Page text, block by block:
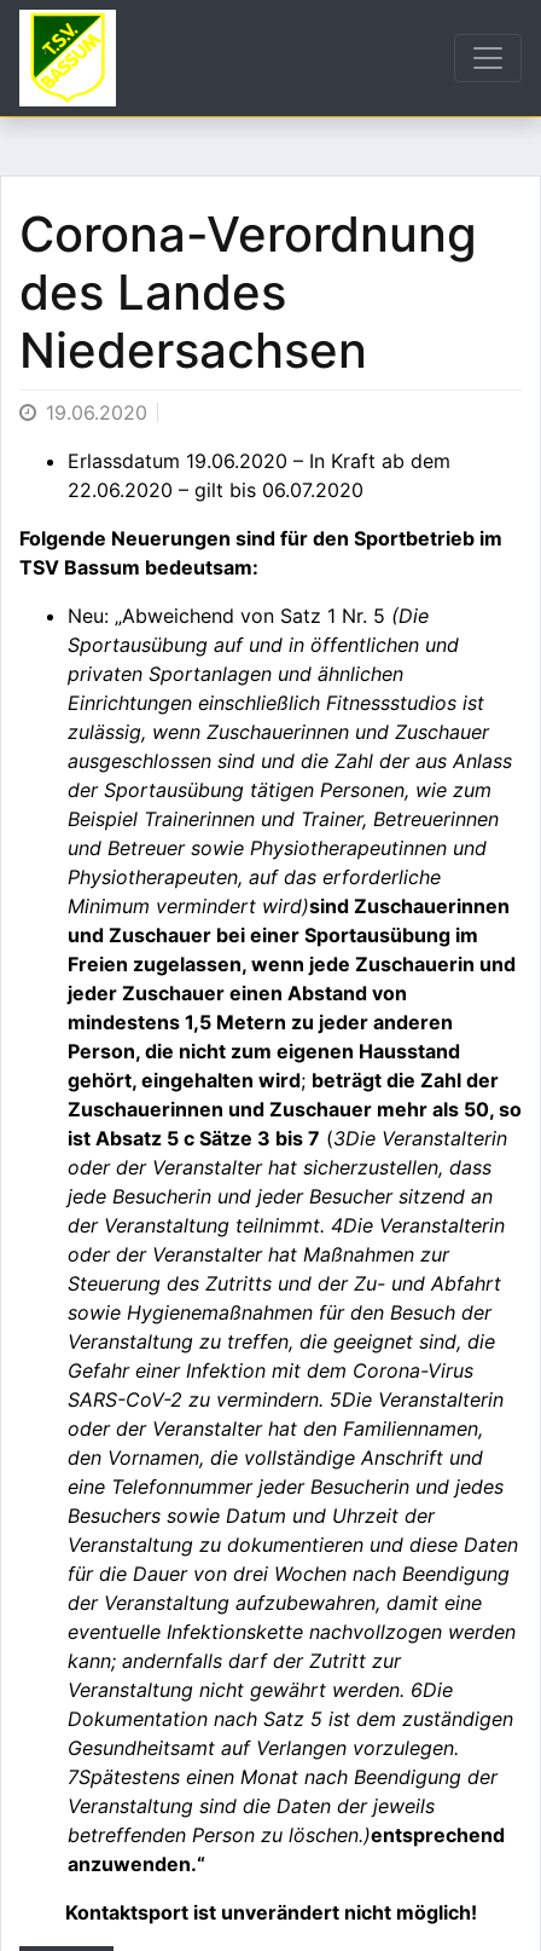
Corona-Verordnung
des Landes
Niedersachsen
19.06.2020
Erlassdatum 19.06.2020 – In Kraft ab dem
22.06.2020 – gilt bis 06.07.2020
Folgende Neuerungen sind für den Sportbetrieb im
TSV Bassum bedeutsam:
Neu: „Abweichend von Satz 1 Nr. 5 (Die
Sportausübung auf und in öffentlichen und
privaten Sportanlagen und ähnlichen
Einrichtungen einschließlich Fitnessstudios ist
zulässig, wenn Zuschauerinnen und Zuschauer
ausgeschlossen sind und die Zahl der aus Anlass
der Sportausübung tätigen Personen, wie zum
Beispiel Trainerinnen und Trainer, Betreuerinnen
und Betreuer sowie Physiotherapeutinnen und
Physiotherapeuten, auf das erforderliche
Minimum vermindert wird)sind Zuschauerinnen
und Zuschauer bei einer Sportausübung im
Freien zugelassen, wenn jede Zuschauerin und
jeder Zuschauer einen Abstand von
mindestens 1,5 Metern zu jeder anderen
Person, die nicht zum eigenen Hausstand
gehört, eingehalten wird; beträgt die Zahl der
Zuschauerinnen und Zuschauer mehr als 50, so
ist Absatz 5 c Sätze 3 bis 7 (3Die Veranstalterin
oder der Veranstalter hat sicherzustellen, dass
jede Besucherin und jeder Besucher sitzend an
der Veranstaltung teilnimmt. 4Die Veranstalterin
oder der Veranstalter hat Maßnahmen zur
Steuerung des Zutritts und der Zu- und Abfahrt
sowie Hygienemaßnahmen für den Besuch der
Veranstaltung zu treffen, die geeignet sind, die
Gefahr einer Infektion mit dem Corona-Virus
SARS-CoV-2 zu vermindern. 5Die Veranstalterin
oder der Veranstalter hat den Familiennamen,
den Vornamen, die vollständige Anschrift und
eine Telefonnummer jeder Besucherin und jedes
Besuchers sowie Datum und Uhrzeit der
Veranstaltung zu dokumentieren und diese Daten
für die Dauer von drei Wochen nach Beendigung
der Veranstaltung aufzubewahren, damit eine
eventuelle Infektionskette nachvollzogen werden
kann; andernfalls darf der Zutritt zur
Veranstaltung nicht gewährt werden. 6Die
Dokumentation nach Satz 5 ist dem zuständigen
Gesundheitsamt auf Verlangen vorzulegen.
7Spätestens einen Monat nach Beendigung der
Veranstaltung sind die Daten der jeweils
betreffenden Person zu löschen.)entsprechend
anzuwenden.“
Kontaktsport ist unverändert nicht möglich!